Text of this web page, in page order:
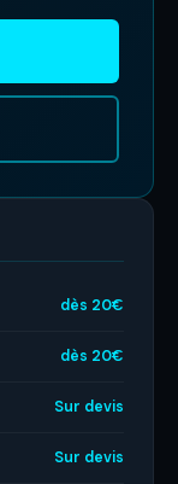
dès 20€
dès 20€
Sur devis
Sur devis